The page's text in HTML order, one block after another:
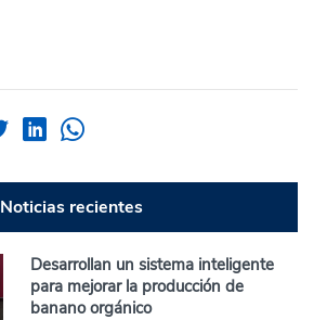
Noticias recientes
Desarrollan un sistema inteligente
para mejorar la producción de
banano orgánico